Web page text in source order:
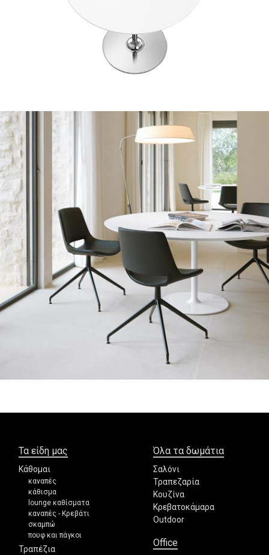
Τα είδη μας
Κάθομαι
καναπές
κάθισμα
lounge καθίσματα
καναπές - Κρεβάτι
σκαμπώ
πουφ και πάγκοι
Τραπέζια
Όλα τα δωμάτια
Σαλόνι
Τραπεζαρία
Κουζίνα
Κρεβατοκάμαρα
Outdoor
Office